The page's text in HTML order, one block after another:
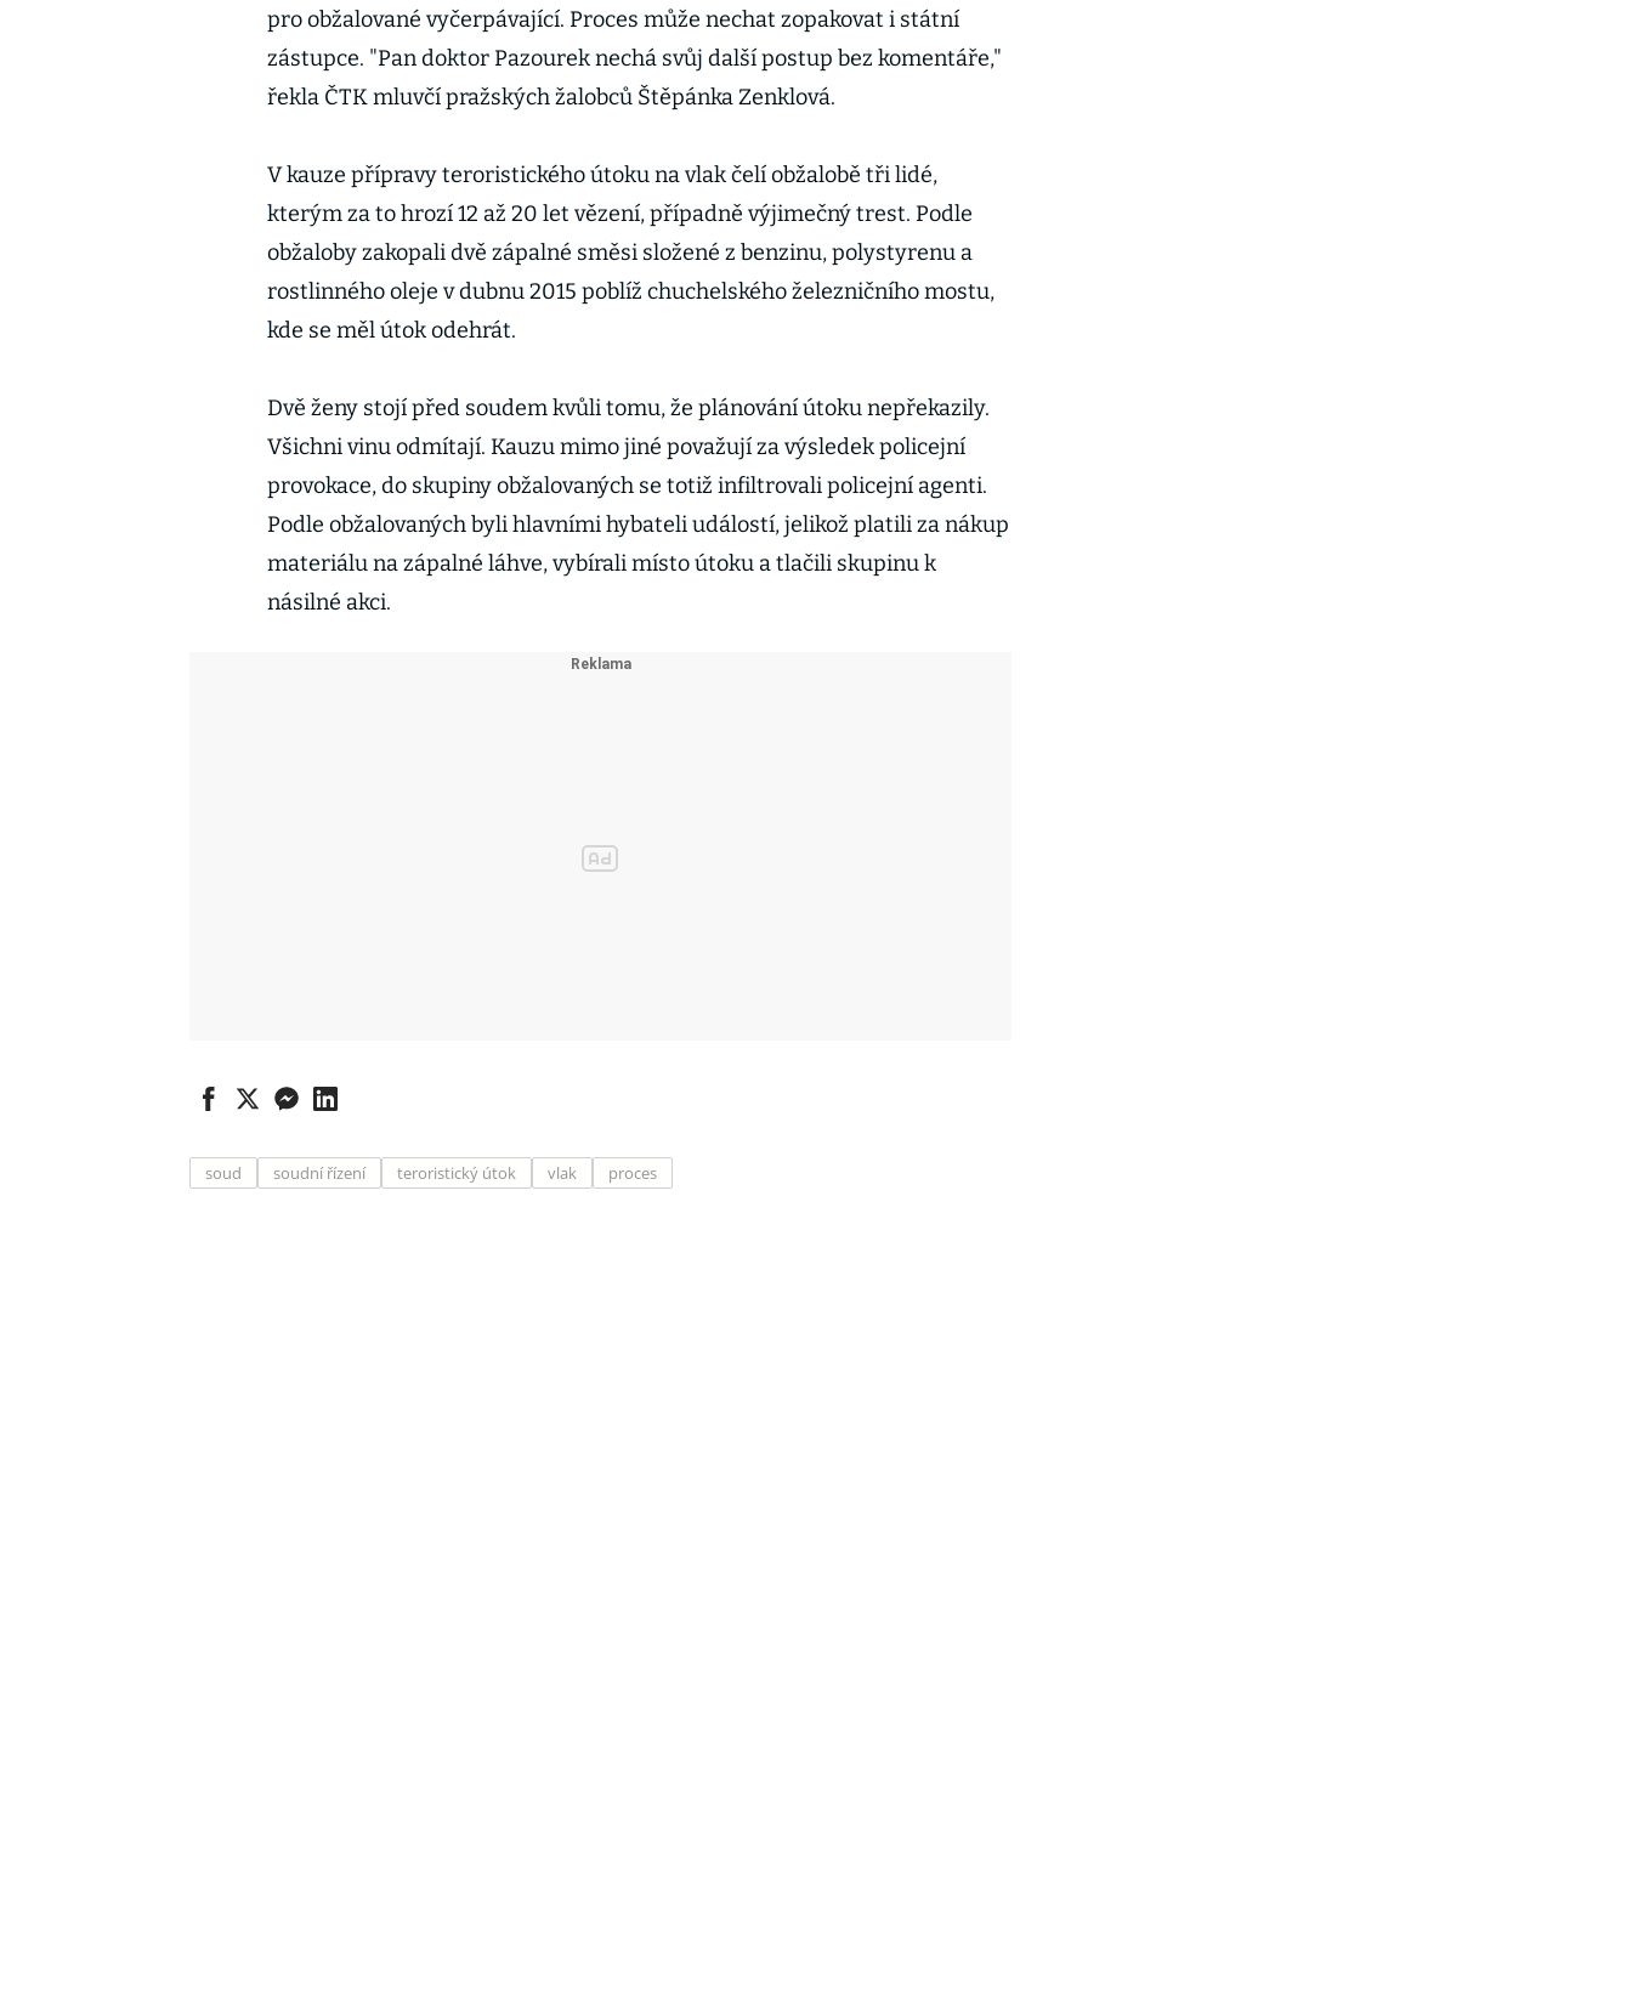
pro obžalované vyčerpávající. Proces může nechat zopakovat i státní
zástupce. "Pan doktor Pazourek nechá svůj další postup bez komentáře,"
řekla ČTK mluvčí pražských žalobců Štěpánka Zenklová.
V kauze přípravy teroristického útoku na vlak čelí obžalobě tři lidé,
kterým za to hrozí 12 až 20 let vězení, případně výjimečný trest. Podle
obžaloby zakopali dvě zápalné směsi složené z benzinu, polystyrenu a
rostlinného oleje v dubnu 2015 poblíž chuchelského železničního mostu,
kde se měl útok odehrát.
Dvě ženy stojí před soudem kvůli tomu, že plánování útoku nepřekazily.
Všichni vinu odmítají. Kauzu mimo jiné považují za výsledek policejní
provokace, do skupiny obžalovaných se totiž infiltrovali policejní agenti.
Podle obžalovaných byli hlavními hybateli událostí, jelikož platili za nákup
materiálu na zápalné láhve, vybírali místo útoku a tlačili skupinu k
násilné akci.
soud soudní řízení teroristický útok vlak proces